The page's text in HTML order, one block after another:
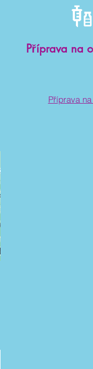
Příprava na
Příprava